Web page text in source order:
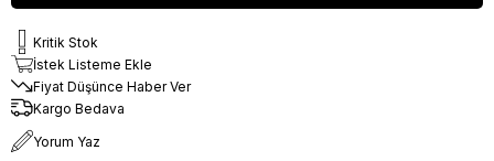
Kritik Stok
İstek Listeme Ekle
Fiyat Düşünce Haber Ver
Kargo Bedava
Yorum Yaz